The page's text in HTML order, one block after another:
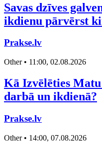
Savas dzīves
ikdienu pārvērst
Prakse.lv
Other • 11:00, 02.08.2026
Kā Izvēlēties
darbā un ikdienā?
Prakse.lv
Other • 14:00, 07.08.2026